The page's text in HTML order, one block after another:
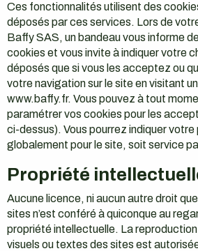
Ces fonctionnalités utilisent des
déposés par ces services. Lors de
Baffy SAS, un bandeau vous informe
cookies et vous invite à indiquer votre
déposés que si vous les acceptez ou
votre navigation sur le site en visitant
www.baffy.fr. Vous pouvez à tout
paramétrer vos cookies pour les
ci-dessus). Vous pourrez indiquer
globalement pour le site, soit service
Propriété
Aucune licence, ni aucun autre droit
sites n’est conféré à quiconque au
propriété intellectuelle. La
visuels ou textes des sites est